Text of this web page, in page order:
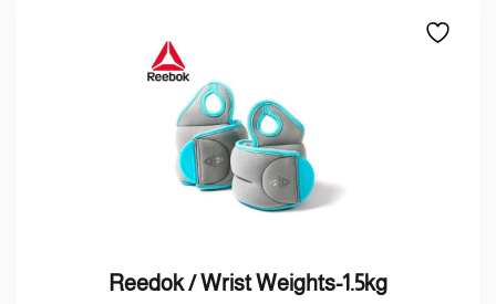
Reedok / Wrist Weights-1.5kg